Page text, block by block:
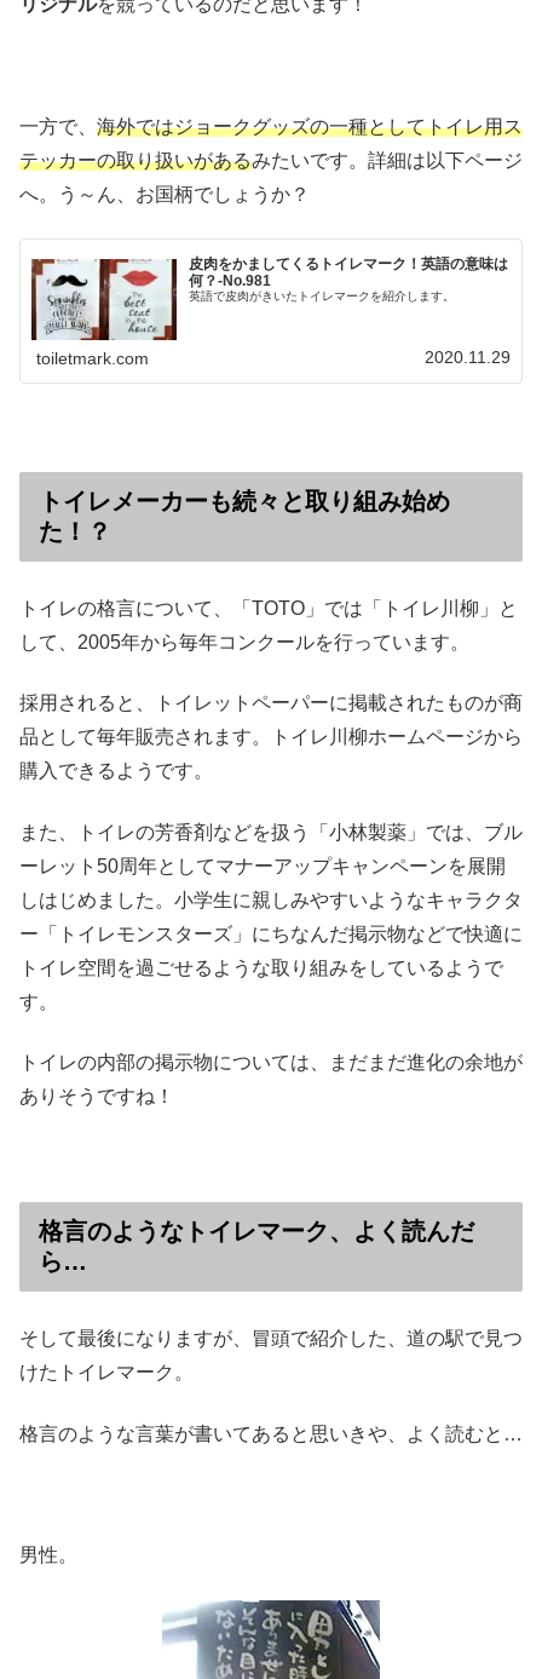
リジナルを競っているのだと思います！
一方で、 海外ではジョークグッズの一種としてトイレ用ス
テッカーの取り扱いがあるみたいです。詳細は以下ページ
へ。う～ん、お国柄でしょうか？
皮肉をかましてくるトイレマーク！英語の意味は
何？‐No.981
英語で皮肉がきいたトイレマークを紹介します。
toiletmark.com 2020.11.29
トイレメーカーも続々と取り組み始め
た！？
トイレの格言について、「TOTO」では「トイレ川柳」と
して、2005年から毎年コンクールを行っています。
採用されると、トイレットペーパーに掲載されたものが商
品として毎年販売されます。トイレ川柳ホームページから
購入できるようです。
また、トイレの芳香剤などを扱う「小林製薬」では、ブル
ーレット50周年としてマナーアップキャンペーンを展開
しはじめました。小学生に親しみやすいようなキャラクタ
ー「トイレモンスターズ」にちなんだ掲示物などで快適に
トイレ空間を過ごせるような取り組みをしているようで
す。
トイレの内部の掲示物については、まだまだ進化の余地が
ありそうですね！
格言のようなトイレマーク、よく読んだ
ら…
そして最後になりますが、冒頭で紹介した、道の駅で見つ
けたトイレマーク。
格言のような言葉が書いてあると思いきや、よく読むと…
男性。